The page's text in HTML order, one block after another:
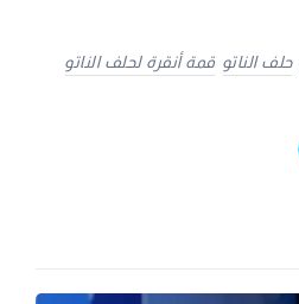
حلف الناتو قمة أنقرة لحلف الناتو